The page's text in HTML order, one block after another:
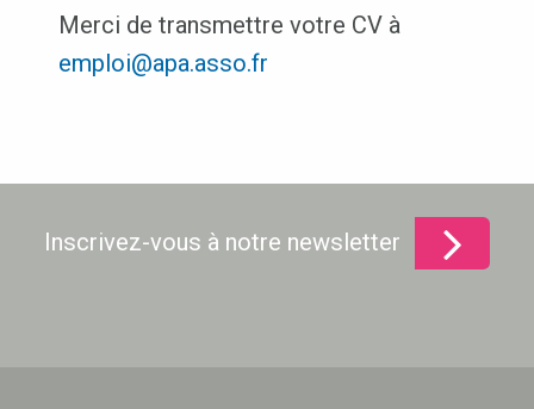
Merci de transmettre votre CV à
emploi@apa.asso.fr
Inscrivez-vous à notre newsletter